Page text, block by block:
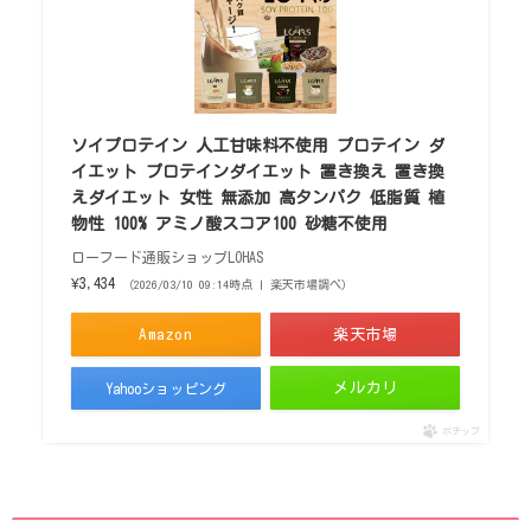
ソイプロテイン 人工甘味料不使用 プロテイン ダ
イエット プロテインダイエット 置き換え 置き換
えダイエット 女性 無添加 高タンパク 低脂質 植
物性 100% アミノ酸スコア100 砂糖不使用
ローフード通販ショップLOHAS
¥3,434
（2026/03/10 09:14時点 | 楽天市場調べ）
Amazon 楽天市場
Yahooショッピング メルカリ
ポチップ